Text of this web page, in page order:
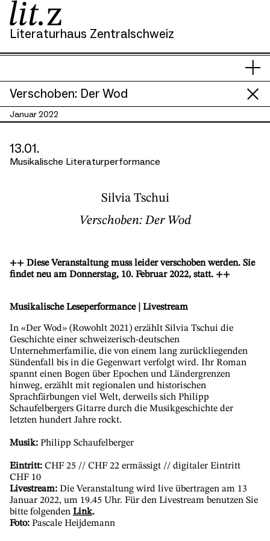
Literaturhaus Zentralschweiz
Verschoben: Der Wod
Januar 2022
13.01.
Musikalische Literaturperformance
Silvia Tschui
Verschoben: Der Wod
++ Diese Veranstaltung muss leider verschoben werden. Sie
findet neu am Donnerstag, 10. Februar 2022, statt. ++
Musikalische Leseperformance | Livestream
In «Der Wod» (Rowohlt 2021) erzählt Silvia Tschui die
Geschichte einer schweizerisch-deutschen
Unternehmerfamilie, die von einem lang zurückliegenden
Sündenfall bis in die Gegenwart verfolgt wird. Ihr Roman
spannt einen Bogen über Epochen und Ländergrenzen
hinweg, erzählt mit regionalen und historischen
Sprachfärbungen viel Welt, derweils sich Philipp
Schaufelbergers Gitarre durch die Musikgeschichte der
letzten hundert Jahre rockt.
Musik: Philipp Schaufelberger
Eintritt: CHF 25 // CHF 22 ermässigt // digitaler Eintritt
CHF 10
Livestream: Die Veranstaltung wird live übertragen am 13
Januar 2022, um 19.45 Uhr. Für den Livestream benutzen Sie
bitte folgenden Link.
Foto: Pascale Heijdemann